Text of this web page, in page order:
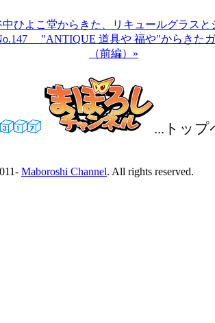
ひよこ堂からきた、リキュールグラスと
"ANTIQUE 道具や 福や"からきた
（前編）»
...トップ
Maboroshi Channel. All rights reserved.